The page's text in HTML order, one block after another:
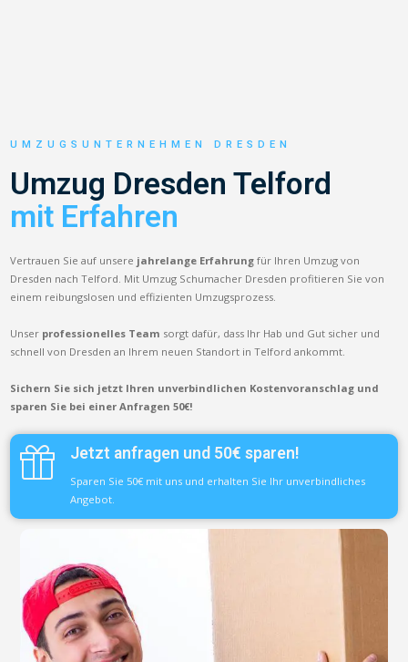
UMZUGSUNTERNEHMEN DRESDEN
Umzug Dresden Telford
mit Erfahren
Vertrauen Sie auf unsere jahrelange Erfahrung für Ihren Umzug von
Dresden nach Telford. Mit Umzug Schumacher Dresden profitieren Sie von
einem reibungslosen und effizienten Umzugsprozess.
Unser professionelles Team sorgt dafür, dass Ihr Hab und Gut sicher und
schnell von Dresden an Ihrem neuen Standort in Telford ankommt.
Sichern Sie sich jetzt Ihren unverbindlichen Kostenvoranschlag und
sparen Sie bei einer Anfragen 50€!
Jetzt anfragen und 50€ sparen!
Sparen Sie 50€ mit uns und erhalten Sie Ihr unverbindliches
Angebot.